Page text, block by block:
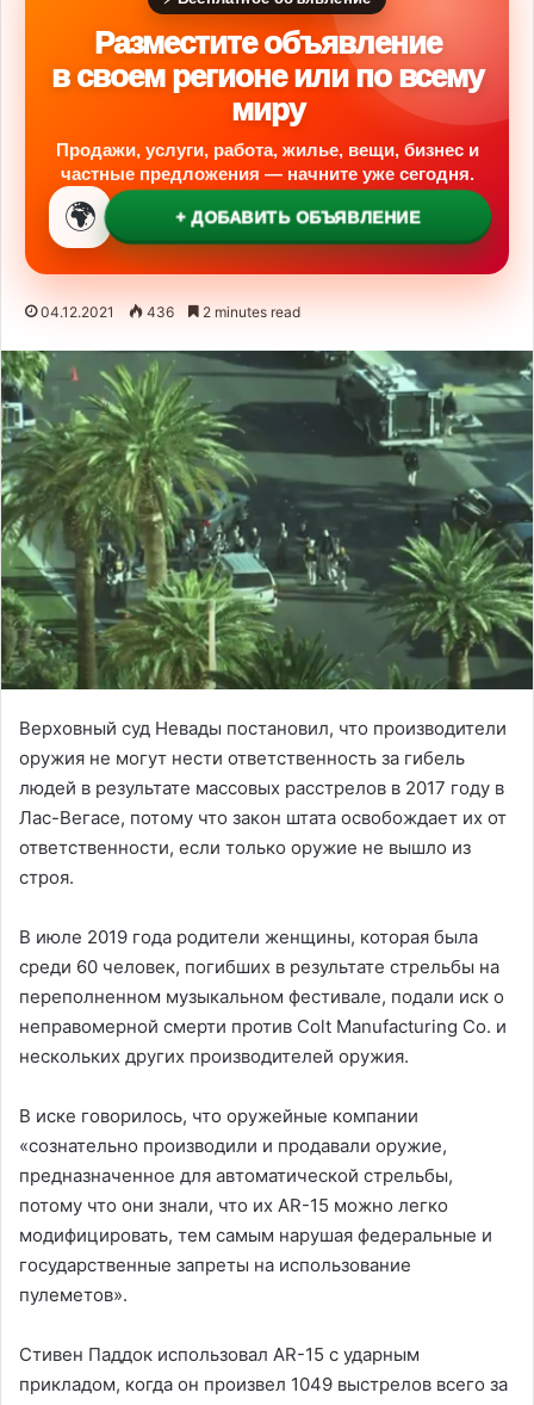
Разместите объявление
в своем регионе или по всему
миру
Продажи, услуги, работа, жилье, вещи, бизнес и
частные предложения — начните уже сегодня.
🌍 + ДОБАВИТЬ ОБЪЯВЛЕНИЕ
04.12.2021 436 2 minutes read
Верховный суд Невады постановил, что производители
оружия не могут нести ответственность за гибель
людей в результате массовых расстрелов в 2017 году в
Лас-Вегасе, потому что закон штата освобождает их от
ответственности, если только оружие не вышло из
строя.
В июле 2019 года родители женщины, которая была
среди 60 человек, погибших в результате стрельбы на
переполненном музыкальном фестивале, подали иск о
неправомерной смерти против Colt Manufacturing Co. и
нескольких других производителей оружия.
В иске говорилось, что оружейные компании
«сознательно производили и продавали оружие,
предназначенное для автоматической стрельбы,
потому что они знали, что их AR-15 можно легко
модифицировать, тем самым нарушая федеральные и
государственные запреты на использование
пулеметов».
Стивен Паддок использовал AR-15 с ударным
прикладом, когда он произвел 1049 выстрелов всего за